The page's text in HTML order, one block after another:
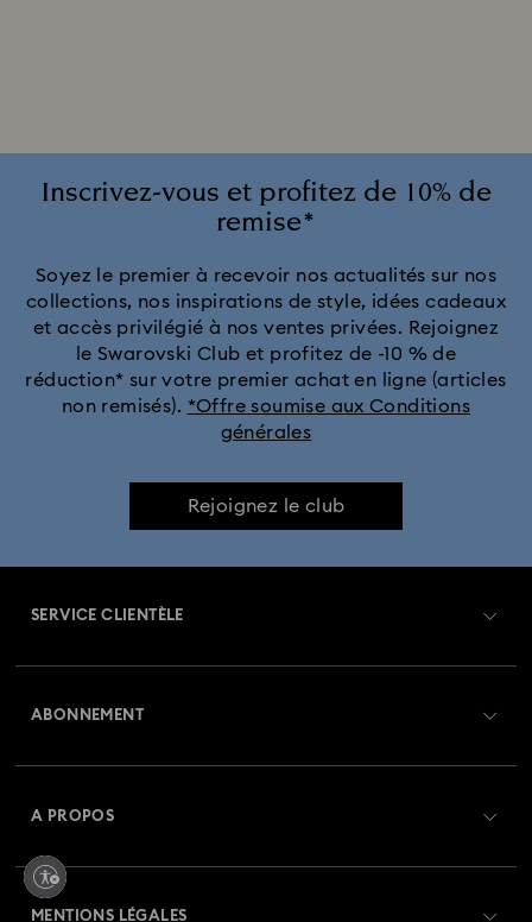
Inscrivez-vous et profitez de 10% de
remise*
Soyez le premier à recevoir nos actualités sur nos
collections, nos inspirations de style, idées cadeaux
et accès privilégié à nos ventes privées. Rejoignez
le Swarovski Club et profitez de -10 % de
réduction* sur votre premier achat en ligne (articles
non remisés). *Offre soumise aux Conditions
générales
Rejoignez le club
SERVICE CLIENTÈLE
Retours et échanges
ABONNEMENT
Swarovski Crystal Society (SCS)
A PROPOS
À propos de Swarovski
MENTIONS LÉGALES